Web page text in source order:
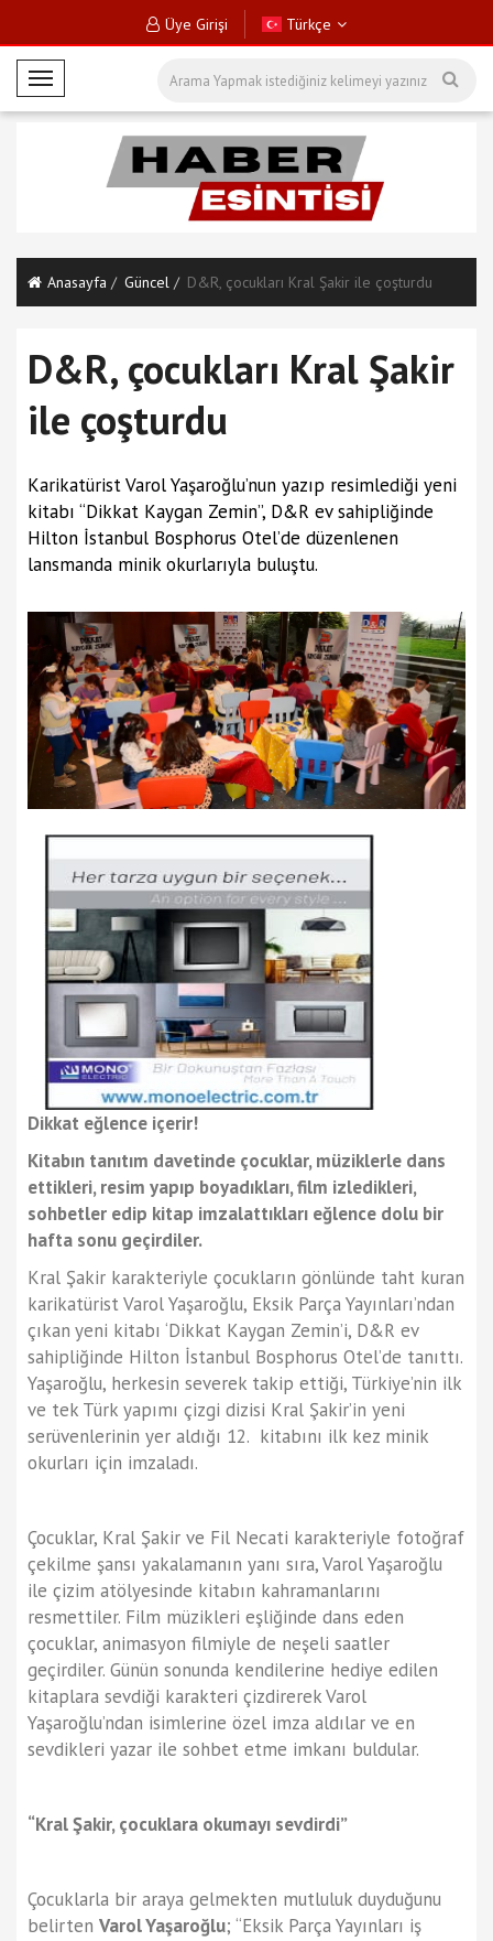
Üye Girişi Türkçe
M
o
üAnasayfa Güncel D&R, çocukları Kral Şakir ile çoşturdu
D&R, çocukları Kral Şakir
ile çoşturdu
Karikatürist Varol Yaşaroğlu’nun yazıp resimlediği yeni
kitabı “Dikkat Kaygan Zemin”, D&R ev sahipliğinde
Hilton İstanbul Bosphorus Otel’de düzenlenen
lansmanda minik okurlarıyla buluştu.
Dikkat eğlence içerir!
Kitabın tanıtım davetinde çocuklar, müziklerle dans
ettikleri, resim yapıp boyadıkları, film izledikleri,
sohbetler edip kitap imzalattıkları eğlence dolu bir
hafta sonu geçirdiler.
Kral Şakir karakteriyle çocukların gönlünde taht kuran
karikatürist Varol Yaşaroğlu, Eksik Parça Yayınları’ndan
çıkan yeni kitabı ‘Dikkat Kaygan Zemin’i, D&R ev
sahipliğinde Hilton İstanbul Bosphorus Otel’de tanıttı.
Yaşaroğlu, herkesin severek takip ettiği, Türkiye’nin ilk
ve tek Türk yapımı çizgi dizisi Kral Şakir’in yeni
serüvenlerinin yer aldığı 12. kitabını ilk kez minik
okurları için imzaladı.
Çocuklar, Kral Şakir ve Fil Necati karakteriyle fotoğraf
çekilme şansı yakalamanın yanı sıra, Varol Yaşaroğlu
ile çizim atölyesinde kitabın kahramanlarını
resmettiler. Film müzikleri eşliğinde dans eden
çocuklar, animasyon filmiyle de neşeli saatler
geçirdiler. Günün sonunda kendilerine hediye edilen
kitaplara sevdiği karakteri çizdirerek Varol
Yaşaroğlu’ndan isimlerine özel imza aldılar ve en
sevdikleri yazar ile sohbet etme imkanı buldular.
“Kral Şakir, çocuklara okumayı sevdirdi”
Çocuklarla bir araya gelmekten mutluluk duyduğunu
belirten Varol Yaşaroğlu; “Eksik Parça Yayınları iş